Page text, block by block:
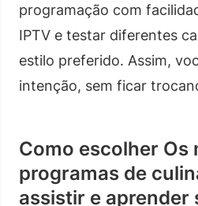
programação com
IPTV e testar diferentes
estilo preferido. Assim,
intenção, sem ficar
Como escolher Os
programas de
assistir e aprender